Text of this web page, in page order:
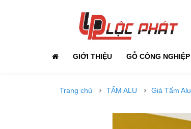
GIỚI THIỆU GỖ CÔNG NGHIỆP
Trang chủ TẤM ALU Giá Tấm Alu